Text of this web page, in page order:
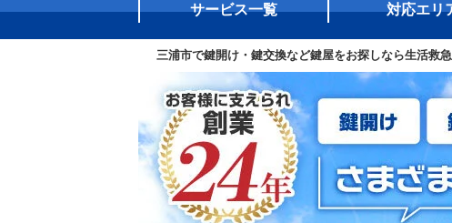
サービス一覧 対応エリ
三浦市で鍵開け・鍵交換など鍵屋をお探しなら生活救